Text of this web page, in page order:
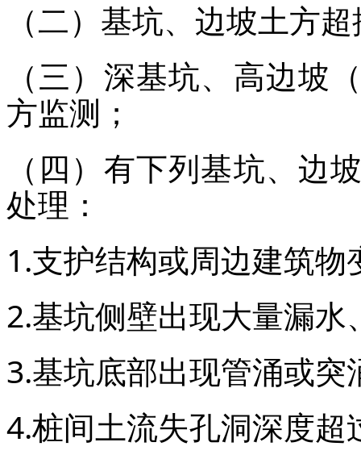
（二）基坑、边坡土方
（三）深基坑、高边坡
方监测；
（四）有下列基坑、边
处理：
1.支护结构或周边建筑
2.基坑侧壁出现大量漏水
3.基坑底部出现管涌或突
4.桩间土流失孔洞深度超